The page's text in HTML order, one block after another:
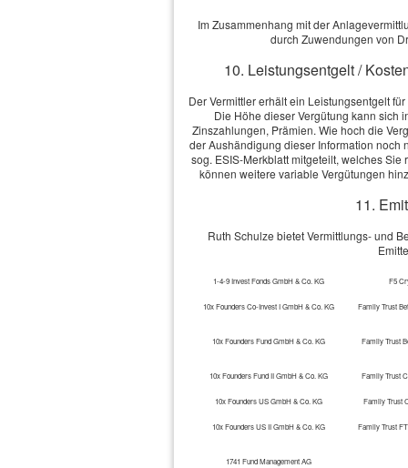
Im Zusammenhang mit der
durch Zuwendungen von
10. Leistungsentgelt /
Der Vermittler erhält ein Leistungsentgelt
Die Höhe dieser Vergütung kann sich
Zinszahlungen, Prämien. Wie hoch die
der Aushändigung dieser Information noch
sog. ESIS-Merkblatt mitgeteilt, welches
können weitere variable Vergütungen
11.
Ruth Schulze bietet Vermittlungs- und
1-4-9 Invest Fonds GmbH & Co. KG F5
10x Founders Co-Invest I GmbH & Co. KG Family Trust
10x Founders Fund GmbH & Co. KG Family Trust
10x Founders Fund II GmbH & Co. KG Family Trust
10x Founders US GmbH & Co. KG Family Trust
10x Founders US II GmbH & Co. KG Family Trust
1741 Fund Management AG